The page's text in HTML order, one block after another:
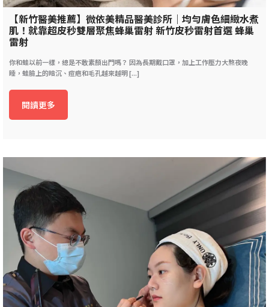
【新竹醫美推薦】微依美精品醫美診所｜均勻膚色細緻水煮
肌！就靠超皮秒雙層聚焦蜂巢雷射 新竹皮秒雷射首選 蜂巢
雷射
你和蛙以前一樣，總是不敢素顏出門嗎？ 因為長期戴口罩，加上工作壓力大熬夜晚
睡，蛙臉上的暗沉、痘疤和毛孔越來越明 [...]
閱讀更多